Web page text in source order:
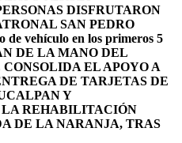
DISFRUTARON
SAN PEDRO
de vehículo en los primeros 5
DE LA MANO DEL
EL APOYO A
DE TARJETAS DE
Y
REHABILITACIÓN
DE LA NARANJA, TRAS